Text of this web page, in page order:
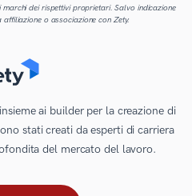
dei rispettivi proprietari. Salvo indicazione
o associazione con Zety.
ai builder per la creazione di
stati creati da esperti di carriera
del mercato del lavoro.